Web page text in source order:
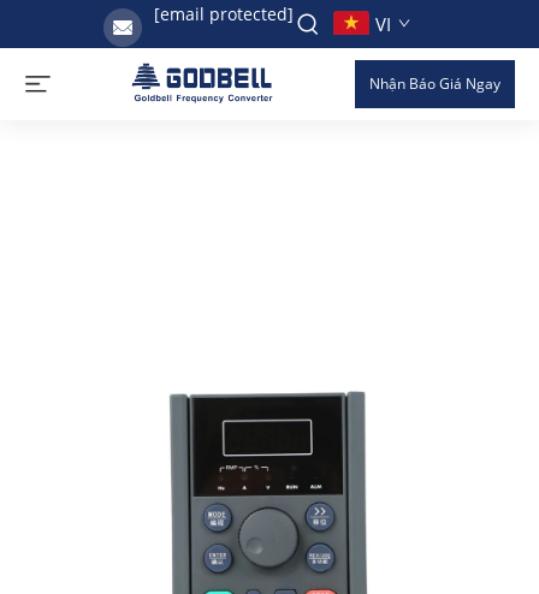
[email protected] VI
Nhận Báo Giá Ngay